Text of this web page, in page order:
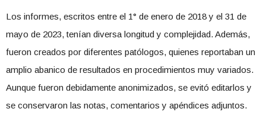
Los informes, escritos entre el 1° de enero de 2018 y el 31 de
mayo de 2023, tenían diversa longitud y complejidad. Además,
fueron creados por diferentes patólogos, quienes reportaban un
amplio abanico de resultados en procedimientos muy variados.
Aunque fueron debidamente anonimizados, se evitó editarlos y
se conservaron las notas, comentarios y apéndices adjuntos.